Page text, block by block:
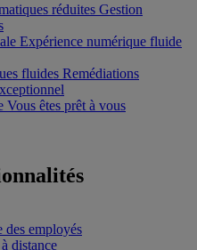
réduites Gestion
Expérience numérique fluide
fluides Remédiations
Vous êtes prêt à vous
des employés
distance